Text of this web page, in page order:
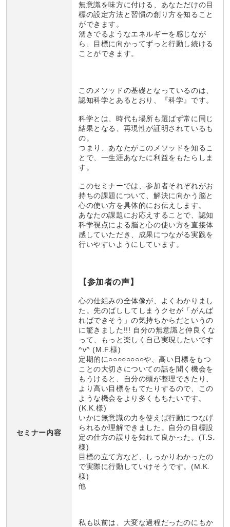
セミナー内容
無意識を味方に付ける、あなただけの目
標の設定方法と習慣の創り方を知ること
ができます。
湧きでるようなエネルギーを感じなが
ら、目標に向かってずっと行動し続ける
ことができます。
このメソッドの基礎となっているのは、
認知科学とあるとおり、『科学』です。
科学とは、時代も場所も選ばず常に同じ
結果となる、再現性が証明されているも
の。
つまり、あなたがこのメソッドを知るこ
とで、一生涯あなたに利益をもたらしま
す。
このセミナーでは、参加者それぞれがお
持ちの課題について、解決に向かう脳と
心の使い方を具体的にお伝えします。
あなたの課題にお応えすることで、認知
科学視点による脳と心の使い方を直接体
感していただき、成果につながる実践を
行いやすいようにしています。
【参加者の声】
心の仕組みの全体像が、よくわかりまし
た。先のばししてしまうクセが「がんば
ればできそう」の気持ちからだというの
に驚きました!!! 自分の無意識と仲良くな
って、もっと楽しく自己実現したいです
^v^ (M.F.様)
定期的に○○○○○○○○や、高い目標をもつ
ことの大切さについての話を聞く機会を
もうけると、自分の頭が整理できたり、
より高い目標をもてたりするので、この
ような機会をより多くもちたいです。
(K.K.様)
いかに無意識の力を使えば行動につなげ
られるか理解できました。自分の目標設
定の仕方の誤りを知れて良かった。(T.S.
様)
目標の立て方など、しっかりわかったの
で実際に行動していけそうです。(M.K.
様)
他
私も以前は、大変な過程だったのにもか